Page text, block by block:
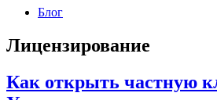
Блог
Лицензирование
Как открыть частную